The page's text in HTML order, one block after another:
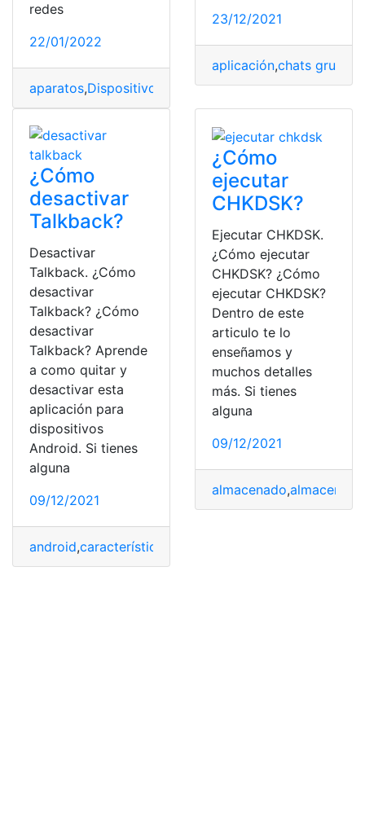
redes
22/01/2022
aparatos,Dispositivos Económicos,electrónicos,
23/12/2021
aplicación,chats
¿Cómo
desactivar
Talkback?
Desactivar
Talkback. ¿Cómo
desactivar
Talkback? ¿Cómo
desactivar
Talkback? Aprende
a como quitar y
desactivar esta
aplicación para
dispositivos
Android. Si tienes
alguna
09/12/2021
android,características
¿Cómo
ejecutar
CHKDSK?
Ejecutar CHKDSK.
¿Cómo ejecutar
CHKDSK? ¿Cómo
ejecutar CHKDSK?
Dentro de este
articulo te lo
enseñamos y
muchos detalles
más. Si tienes
alguna
09/12/2021
almacenado,